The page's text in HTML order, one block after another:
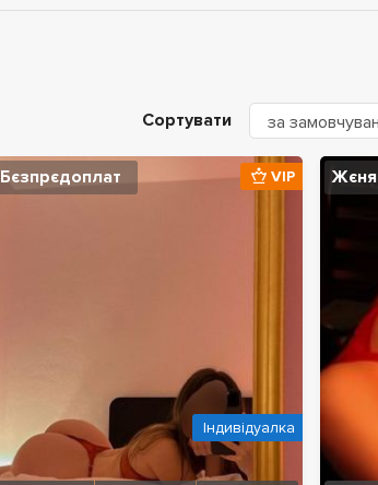
Сортувати
Бєзпрєдоплат VIP
Індивідуалка
Жєня